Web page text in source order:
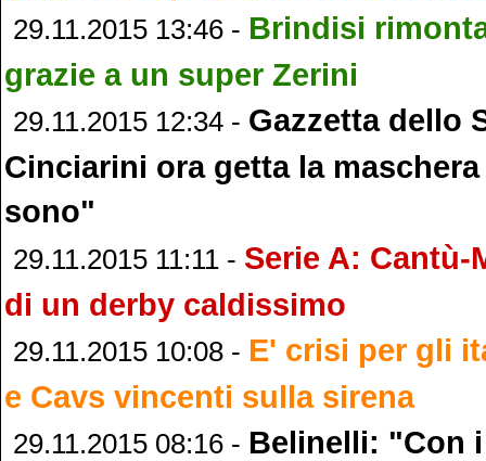
29.11.2015 13:46 - Brindisi
grazie a un super Zerini
29.11.2015 12:34 - Gazzetta dello
Cinciarini ora getta la
sono"
29.11.2015 11:11 - Serie A: Cantù-
di un derby caldissimo
29.11.2015 10:08 - E' crisi per gli
e Cavs vincenti sulla sirena
29.11.2015 08:16 - Belinelli: "Con